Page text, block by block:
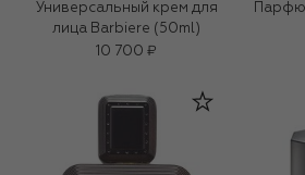
Универсальный крем для
лица Barbiere (50ml)
10 700 ₽